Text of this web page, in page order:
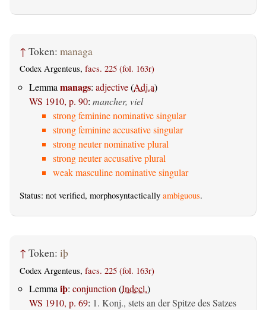
↑ Token: managa
Codex Argenteus, facs. 225 (fol. 163r)
Lemma manags: adjective(Adj.a)
WS 1910, p. 90: mancher, viel
strong feminine nominative singular
strong feminine accusative singular
strong neuter nominative plural
strong neuter accusative plural
weak masculine nominative singular
Status: not verified, morphosyntactically ambiguous.
↑ Token: iþ
Codex Argenteus, facs. 225 (fol. 163r)
Lemma iþ: conjunction (Indecl.)
WS 1910, p. 69: 1. Konj., stets an der Spitze des Satzes